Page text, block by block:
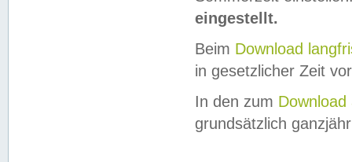
eingestellt.
Beim Download
in gesetzlicher Zeit
In den zum Download
grundsätzlich